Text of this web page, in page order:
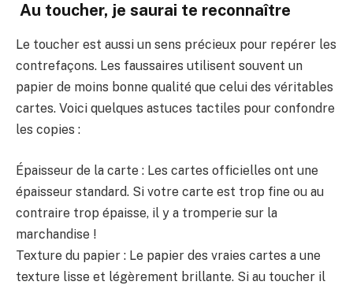
️ Au toucher, je saurai te reconnaître
Le toucher est aussi un sens précieux pour repérer les
contrefaçons. Les faussaires utilisent souvent un
papier de moins bonne qualité que celui des véritables
cartes. Voici quelques astuces tactiles pour confondre
les copies :
Épaisseur de la carte : Les cartes officielles ont une
épaisseur standard. Si votre carte est trop fine ou au
contraire trop épaisse, il y a tromperie sur la
marchandise !
Texture du papier : Le papier des vraies cartes a une
texture lisse et légèrement brillante. Si au toucher il